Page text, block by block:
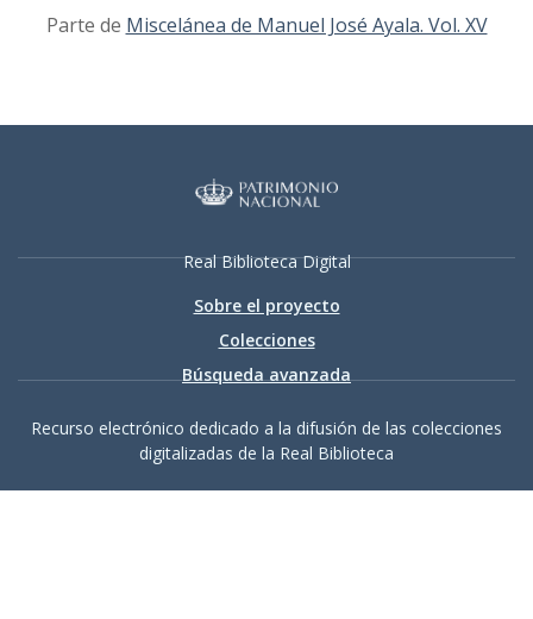
Parte de Miscelánea de Manuel José Ayala. Vol. XV
Real Biblioteca Digital
Sobre el proyecto
Colecciones
Búsqueda avanzada
Recurso electrónico dedicado a la difusión de las colecciones
digitalizadas de la Real Biblioteca